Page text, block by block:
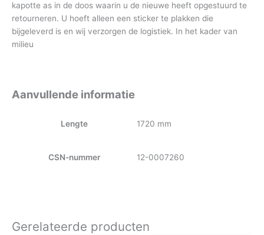
kapotte as in de doos waarin u de nieuwe heeft opgestuurd te
retourneren. U hoeft alleen een sticker te plakken die
bijgeleverd is en wij verzorgen de logistiek. In het kader van
milieu
Aanvullende informatie
Lengte 1720 mm
CSN-nummer 12-0007260
Gerelateerde producten